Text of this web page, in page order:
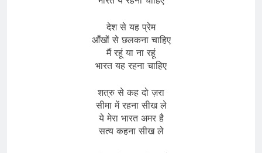
देश से यह प्रेम
आँखों से छलकना चाहिए
मैं रहूं या ना रहूं
भारत यह रहना चाहिए
शत्रु से कह दो ज़रा
सीमा में रहना सीख ले
ये मेरा भारत अमर है
सत्य कहना सीख ले